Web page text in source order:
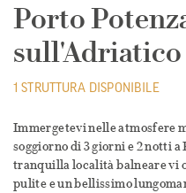
Porto
sull'Adriatico
1 STRUTTURA DISPONIBILE
Immergetevi nelle atmosfere
soggiorno di 3 giorni e 2 notti
tranquilla località balneare vi
pulite e un bellissimo